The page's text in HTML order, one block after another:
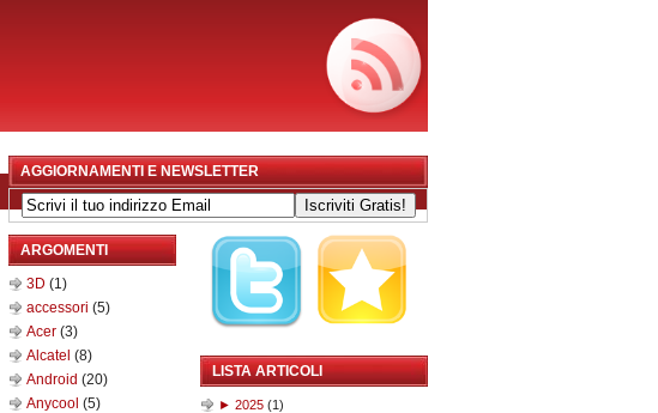
AGGIORNAMENTI E NEWSLETTER
ARGOMENTI
3D (1)
accessori (5)
Acer (3)
Alcatel (8)
Android (20)
Anycool (5)
LISTA ARTICOLI
► 2025 (1)